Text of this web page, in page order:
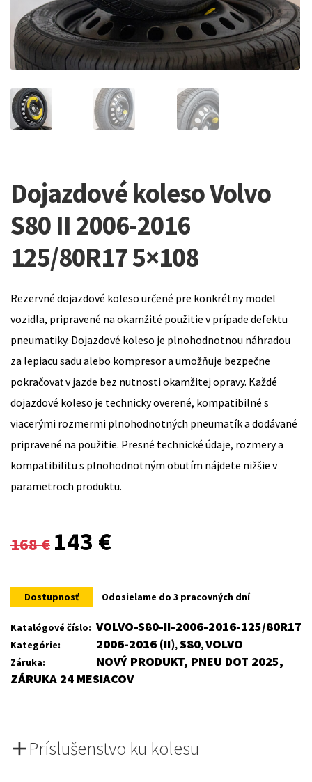
Dojazdové koleso Volvo
S80 II 2006-2016
125/80R17 5×108
Rezervné dojazdové koleso určené pre konkrétny model
vozidla, pripravené na okamžité použitie v prípade defektu
pneumatiky. Dojazdové koleso je plnohodnotnou náhradou
za lepiacu sadu alebo kompresor a umožňuje bezpečne
pokračovať v jazde bez nutnosti okamžitej opravy. Každé
dojazdové koleso je technicky overené, kompatibilné s
viacerými rozmermi plnohodnotných pneumatík a dodávané
pripravené na použitie. Presné technické údaje, rozmery a
kompatibilitu s plnohodnotným obutím nájdete nižšie v
parametroch produktu.
168€
Original
was:
168 €.
143 €
is:
143 €.
Dostupnosť Odosielame do 3 pracovných dní
Katalógové číslo: VOLVO-S80-II-2006-2016-125/80R17
Kategórie: 2006-2016 (II),S80,VOLVO
Záruka:
NOVÝ PRODUKT, PNEU DOT 2025,
ZÁRUKA 24 MESIACOV
Príslušenstvo ku kolesu